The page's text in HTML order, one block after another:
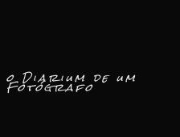
o Diarium de um
Fotógrafo